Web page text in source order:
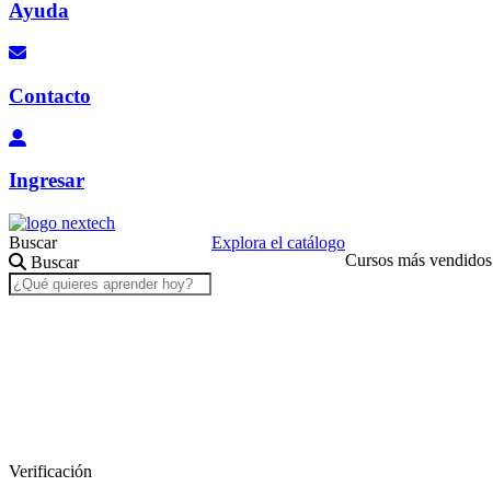
Ayuda
Contacto
Ingresar
Buscar
Buscar
Explora el catálogo
Cursos más vendidos
Verificación